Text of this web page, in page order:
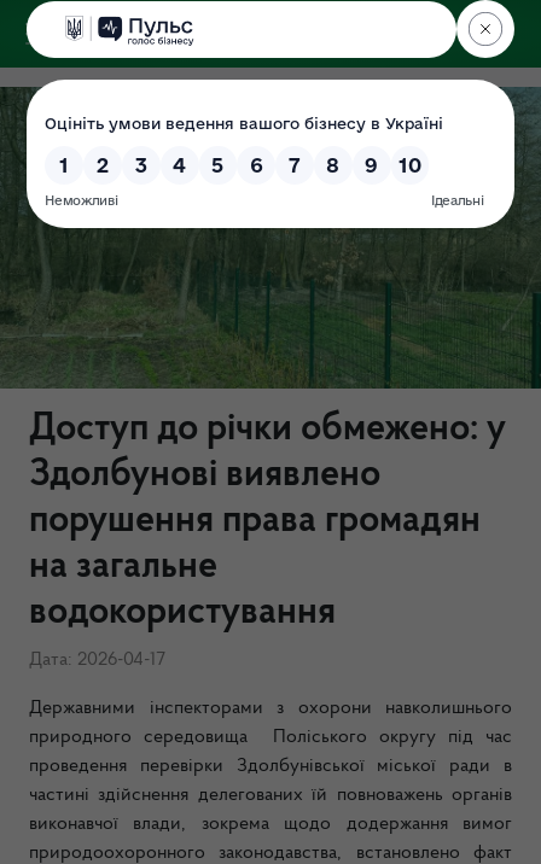
ДЕРЖЕКОІНСПЕКЦІЯ
Поліського округу
Доступ до річки обмежено: у
Здолбунові виявлено
порушення права громадян
на загальне
водокористування
Дата: 2026-04-17
Державними інспекторами з охорони навколишнього
природного середовища
Поліського округу під час
проведення перевірки Здолбунівської міської ради в
частині здійснення делегованих їй повноважень органів
виконавчої влади, зокрема щодо додержання вимог
природоохоронного законодавства, встановлено факт